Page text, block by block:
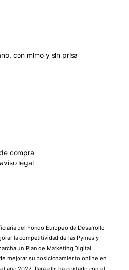
con mimo y sin prisa
compra
legal
del Fondo Europeo de Desarrollo
la competitividad de las Pymes y
un Plan de Marketing Digital
mejorar su posicionamiento online en
año 2022. Para ello ha contado con el